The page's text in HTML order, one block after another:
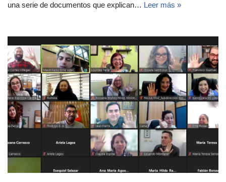
una serie de documentos que explican… Leer más »